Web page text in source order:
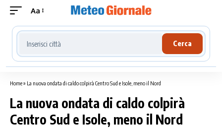
Aa
Cerca località meteo
Cerca
Home» La nuova ondata di caldo colpirà Centro Sud e Isole, meno il Nord
La nuova ondata di caldo colpirà
Centro Sud e Isole, meno il Nord